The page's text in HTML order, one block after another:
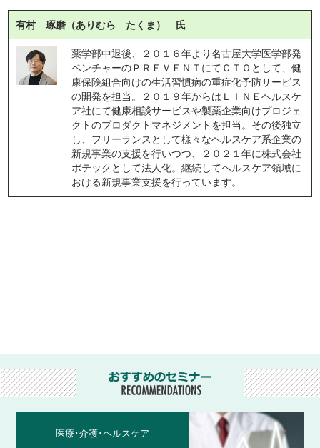
有村 琢磨（ありむら たくま） 氏
薬学部中退後、２０１６年より名古屋大学医学部発
ベンチャーのＰＲＥＶＥＮＴにてＣＴＯとして、健
康保険組合向けの生活習慣病の重症化予防サービス
の開発を担当。２０１９年からはＬＩＮＥヘルスケ
ア社にて健康相談サービスや製薬企業向けプロジェ
クトのプロダクトマネジメントを担当。その後独立
し、フリーランスとして様々なヘルスケア系企業の
新規事業の支援を行いつつ、２０２１年に株式会社
ポテックとして法人化。継続してヘルスケア領域に
おける新規事業支援を行っています。
医療･介護･ヘルスケア